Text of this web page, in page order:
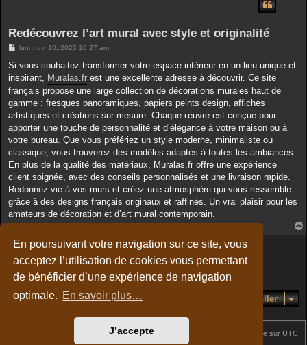
En poursuivant votre navigation sur ce site, vous
acceptez l’utilisation de cookies vous permettant
de bénéficier d’une expérience de navigation
optimale. En savoir plus…
J’accepte
Redécouvrez l’art mural avec style et originalité
M
s
a
g
e
lun. nov. 10, 2025 10:27 am
Si vous souhaitez transformer votre espace intérieur en un lieu unique et
inspirant, Muralas.fr est une excellente adresse à découvrir. Ce site
français propose une large collection de décorations murales haut de
gamme : fresques panoramiques, papiers peints design, affiches
artistiques et créations sur mesure. Chaque œuvre est conçue pour
apporter une touche de personnalité et d’élégance à votre maison ou à
votre bureau. Que vous préfériez un style moderne, minimaliste ou
classique, vous trouverez des modèles adaptés à toutes les ambiances.
En plus de la qualité des matériaux, Muralas.fr offre une expérience
client soignée, avec des conseils personnalisés et une livraison rapide.
Redonnez vie à vos murs et créez une atmosphère qui vous ressemble
grâce à des designs français originaux et raffinés. Un vrai plaisir pour les
amateurs de décoration et d’art mural contemporain.
Répondre
Aller
Accueil du forum Fuseau horaire sur UTC